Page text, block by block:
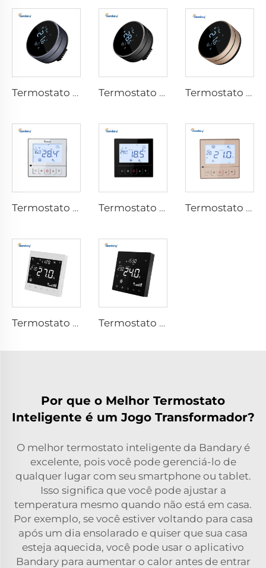
Termostato de Bobina de Ar FC610 Termostato de Bobina de Ar FC610-C Termostato de Bobina de Ar FC610-D
Termostato de Bobina de Ar FC221W Termostato de Bobina de Ar FC221 Termostato de Bobina de Ar FC220CK
Termostato de Bobina de Ar FC281 Termostato de Bobina de Ar FC281
Por que o Melhor Termostato
Inteligente é um Jogo Transformador?
O melhor termostato inteligente da Bandary é
excelente, pois você pode gerenciá-lo de
qualquer lugar com seu smartphone ou tablet.
Isso significa que você pode ajustar a
temperatura mesmo quando não está em casa.
Por exemplo, se você estiver voltando para casa
após um dia ensolarado e quiser que sua casa
esteja aquecida, você pode usar o aplicativo
Bandary para aumentar o calor antes de entrar